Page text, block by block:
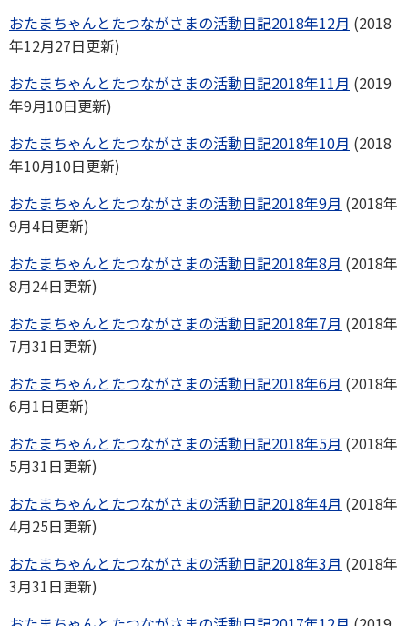
おたまちゃんとたつながさまの活動日記2018年12月 (2018
年12月27日更新)
おたまちゃんとたつながさまの活動日記2018年11月 (2019
年9月10日更新)
おたまちゃんとたつながさまの活動日記2018年10月 (2018
年10月10日更新)
おたまちゃんとたつながさまの活動日記2018年9月 (2018年
9月4日更新)
おたまちゃんとたつながさまの活動日記2018年8月 (2018年
8月24日更新)
おたまちゃんとたつながさまの活動日記2018年7月 (2018年
7月31日更新)
おたまちゃんとたつながさまの活動日記2018年6月 (2018年
6月1日更新)
おたまちゃんとたつながさまの活動日記2018年5月 (2018年
5月31日更新)
おたまちゃんとたつながさまの活動日記2018年4月 (2018年
4月25日更新)
おたまちゃんとたつながさまの活動日記2018年3月 (2018年
3月31日更新)